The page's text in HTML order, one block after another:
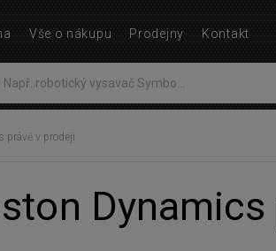
právě v prodeji
Vše o nákupu Prodejny Kontakt